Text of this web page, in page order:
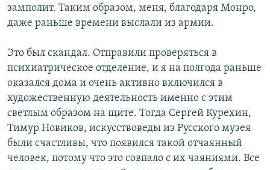
замполит. Таким образом, меня, благодаря Монро,
даже раньше времени выслали из армии.
Это был скандал. Отправили проверяться в
психиатрическое отделение, и я на полгода раньше
оказался дома и очень активно включился в
художественную деятельность именно с этим
светлым образом на щите. Тогда Сергей Курехин,
Тимур Новиков, искусствоведы из Русского музея
были счастливы, что появился такой отчаянный
человек, потому что это совпало с их чаяниями. Все